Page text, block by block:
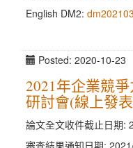
English DM2:
Posted: 2020-10-23
2021年企業競
研討會(線上發
論文全文收件截止日期:
審查結果通知日期: